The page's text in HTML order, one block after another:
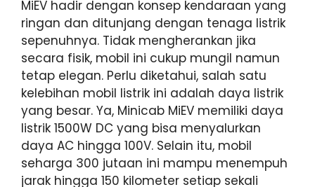
MiEV hadir dengan konsep kendaraan yang
ringan dan ditunjang dengan tenaga listrik
sepenuhnya. Tidak mengherankan jika
secara fisik, mobil ini cukup mungil namun
tetap elegan. Perlu diketahui, salah satu
kelebihan mobil listrik ini adalah daya listrik
yang besar. Ya, Minicab MiEV memiliki daya
listrik 1500W DC yang bisa menyalurkan
daya AC hingga 100V. Selain itu, mobil
seharga 300 jutaan ini mampu menempuh
jarak hingga 150 kilometer setiap sekali